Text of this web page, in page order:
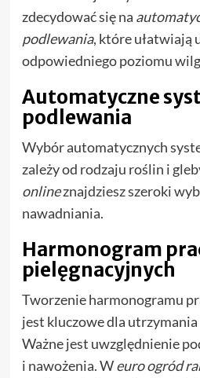
zdecydować się na
podlewania, które ułatwiają
odpowiedniego poziomu
Automatyczne
podlewania
Wybór automatycznych
zależy od rodzaju roślin i
onlineznajdziesz szeroki
nawadniania.
Harmonogram
pielęgnacyjnych
Tworzenie harmonogramu
jest kluczowe dla
Ważne jest uwzględnienie
i nawożenia. Weuro ogród